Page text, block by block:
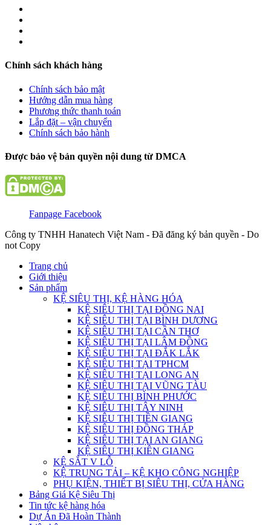
Chính sách khách hàng
Chính sách bảo mật
Hướng dẫn mua hàng
Phương thức thanh toán
Lắp đặt – vận chuyển
Chính sách bảo hành
Được bảo vệ bản quyền nội dung từ DMCA
Fanpage Facebook
Công ty TNHH Hanatech Việt Nam - Đã đăng ký bản quyền - Do
not Copy
Trang chủ
Giới thiệu
Sản phẩm
KỆ SIÊU THỊ, KỆ HÀNG HÓA
KỆ SIÊU THỊ TẠI ĐỒNG NAI
KỆ SIÊU THỊ TẠI BÌNH DƯƠNG
KỆ SIÊU THỊ TẠI CẦN THƠ
KỆ SIÊU THỊ TẠI LÂM ĐỒNG
KỆ SIÊU THỊ TẠI ĐẮK LẮK
KỆ SIÊU THỊ TẠI TPHCM
KỆ SIÊU THỊ TẠI LONG AN
KỆ SIÊU THỊ TẠI VŨNG TÀU
KỆ SIÊU THỊ BÌNH PHƯỚC
KỆ SIÊU THỊ TÂY NINH
KỆ SIÊU THỊ TIỀN GIANG
KỆ SIÊU THỊ ĐỒNG THÁP
KỆ SIÊU THỊ TẠI AN GIANG
KỆ SIÊU THỊ KIÊN GIANG
KỆ SẮT V LỖ
KỆ TRUNG TẢI – KỆ KHO CÔNG NGHIỆP
PHỤ KIỆN, THIẾT BỊ SIÊU THỊ, CỬA HÀNG
Bảng Giá Kệ Siêu Thị
Tin tức kệ hàng hóa
Dự Án Đã Hoàn Thành